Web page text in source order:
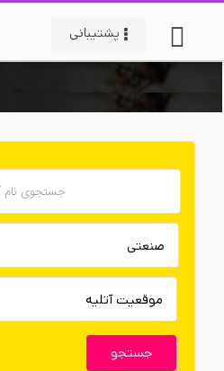
پشتیبانی
جستجو